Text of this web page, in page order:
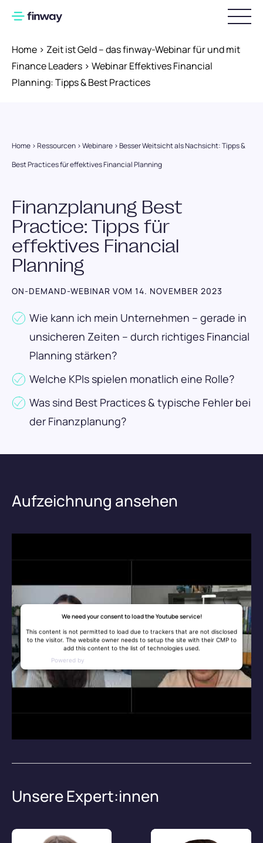
Produkt
Funktionsübersicht
Vorbereitende Buchhaltung
finway-Karten
Digitale Reisekostenabrechnung
Spesenmanagement
Budgetkontrolle
Integrationen & Exporte
Künstliche Intelligenz
Warum finway
Produzierendes Gewerbe
Preise
Webinare
Blog
Erfolgsgeschichten
Über uns
Partnerschaften
Karriere
089 380 37708
Login
Kostenlos testen
Demo vereinbaren
Home > Zeit ist Geld – das finway-Webinar für und mit
Finance Leaders > Webinar Effektives Financial
Planning: Tipps & Best Practices
Home >Ressourcen >Webinare >Besser Weitsicht als Nachsicht: Tipps &
Best Practices für effektives Financial Planning
Finanzplanung Best
Practice: Tipps für
effektives Financial
Planning
ON-DEMAND-WEBINAR VOM 14. NOVEMBER 2023
Wie kann ich mein Unternehmen – gerade in
unsicheren Zeiten – durch richtiges Financial
Planning stärken?
Welche KPIs spielen monatlich eine Rolle?
Was sind Best Practices & typische Fehler bei
der Finanzplanung?
Unsere Expert:innen
Aufzeichnung ansehen
We need your consent to load the Youtube service!
This content is not permitted to load due to trackers that are not disclosed
to the visitor. The website owner needs to setup the site with their CMP to
add this content to the list of technologies used.
Powered by